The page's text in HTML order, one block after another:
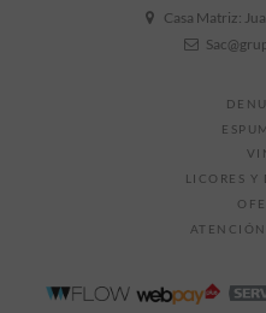
Casa Matriz:
LICORES Y